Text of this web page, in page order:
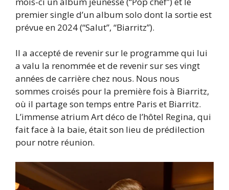
premier single d’un album solo dont la sortie est
prévue en 2024 (“Salut”, “Biarritz”).
Il a accepté de revenir sur le programme qui lui
a valu la renommée et de revenir sur ses vingt
années de carrière chez nous. Nous nous
sommes croisés pour la première fois à Biarritz,
où il partage son temps entre Paris et Biarritz.
L’immense atrium Art déco de l’hôtel Regina, qui
fait face à la baie, était son lieu de prédilection
pour notre réunion.